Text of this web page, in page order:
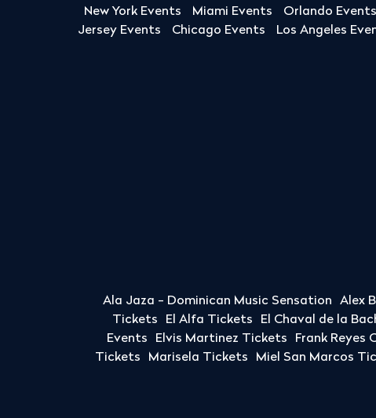
New York Events Miami Events Orlando Events
Jersey Events
Chicago Events Los Angeles
Ala Jaza - Dominican Music Sensation Alex
Tickets
El Alfa Tickets El Chaval de la
Events
Elvis Martinez Tickets Frank Reyes
Tickets
Marisela Tickets Miel San Marcos